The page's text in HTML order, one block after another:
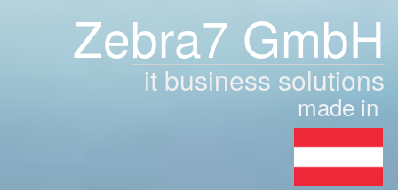
Zebra7 GmbH
it business solutions
made in